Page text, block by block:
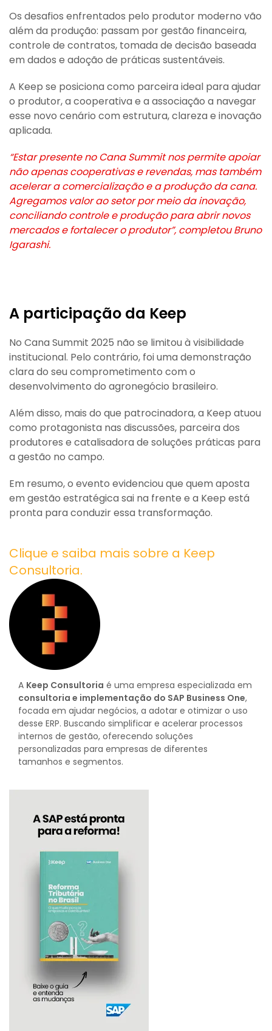
Os desafios enfrentados pelo produtor moderno vão
além da produção: passam por gestão financeira,
controle de contratos, tomada de decisão baseada
em dados e adoção de práticas sustentáveis.
A Keep se posiciona como parceira ideal para ajudar
o produtor, a cooperativa e a associação a navegar
esse novo cenário com estrutura, clareza e inovação
aplicada.
“Estar presente no Cana Summit nos permite apoiar
não apenas cooperativas e revendas, mas também
acelerar a comercialização e a produção da cana.
Agregamos valor ao setor por meio da inovação,
conciliando controle e produção para abrir novos
mercados e fortalecer o produtor”, completou Bruno
Igarashi.
A participação da Keep
No Cana Summit 2025 não se limitou à visibilidade
institucional. Pelo contrário, foi uma demonstração
clara do seu comprometimento com o
desenvolvimento do agronegócio brasileiro.
Além disso, mais do que patrocinadora, a Keep atuou
como protagonista nas discussões, parceira dos
produtores e catalisadora de soluções práticas para
a gestão no campo.
Em resumo, o evento evidenciou que quem aposta
em gestão estratégica sai na frente e a Keep está
pronta para conduzir essa transformação.
Clique e saiba mais sobre a Keep
Consultoria.
A Keep Consultoria é uma empresa especializada em
consultoria e implementação do SAP Business One,
focada em ajudar negócios, a adotar e otimizar o uso
desse ERP. Buscando simplificar e acelerar processos
internos de gestão, oferecendo soluções
personalizadas para empresas de diferentes
tamanhos e segmentos.